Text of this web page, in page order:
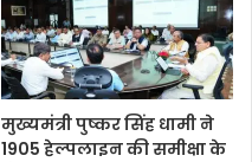
मुख्यमंत्री पुष्कर सिंह धामी ने
1905 हेल्पलाइन की समीक्षा के